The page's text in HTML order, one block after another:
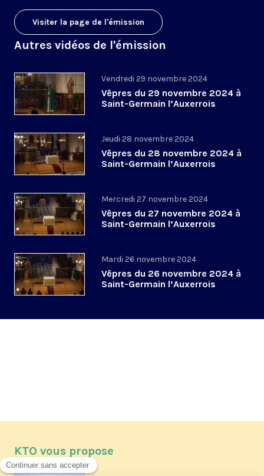
Visiter la page de l'émission
Autres vidéos de l'émission
Vendredi 29 novembre 2024
Vêpres du 29 novembre 2024 à
Saint-Germain l’Auxerrois
Jeudi 28 novembre 2024
Vêpres du 28 novembre 2024 à
Saint-Germain l’Auxerrois
Mercredi 27 novembre 2024
Vêpres du 27 novembre 2024 à
Saint-Germain l’Auxerrois
Mardi 26 novembre 2024
Vêpres du 26 novembre 2024 à
Saint-Germain l’Auxerrois
KTO vous propose